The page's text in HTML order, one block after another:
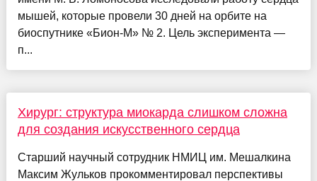
мышей, которые провели 30 дней на орбите на
биоспутнике «Бион-М» № 2. Цель эксперимента —
п...
Хирург: структура миокарда слишком сложна
для создания искусственного сердца
Старший научный сотрудник НМИЦ им. Мешалкина
Максим Жульков прокомментировал перспективы